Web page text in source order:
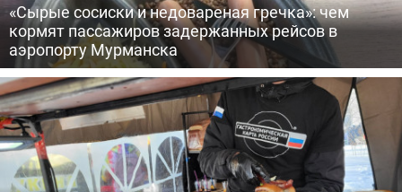
«Сырые сосиски и недовареная гречка»: чем
кормят пассажиров задержанных рейсов в
аэропорту Мурманска